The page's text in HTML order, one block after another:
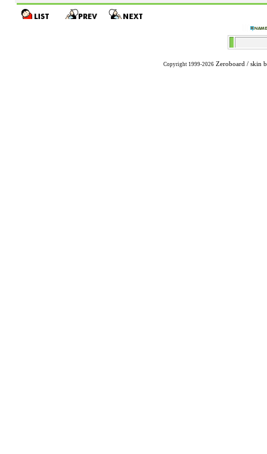
Copyright 1999-2026 Zeroboard / skin